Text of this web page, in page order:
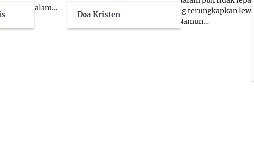
Doa Kristen
diri dalam…
dari doa yang terungkapkan lewat
kata-kata. Namun…